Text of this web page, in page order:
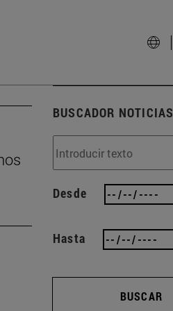
BUSCADOR NOTICIAS
Desde
Hasta
BUSCAR